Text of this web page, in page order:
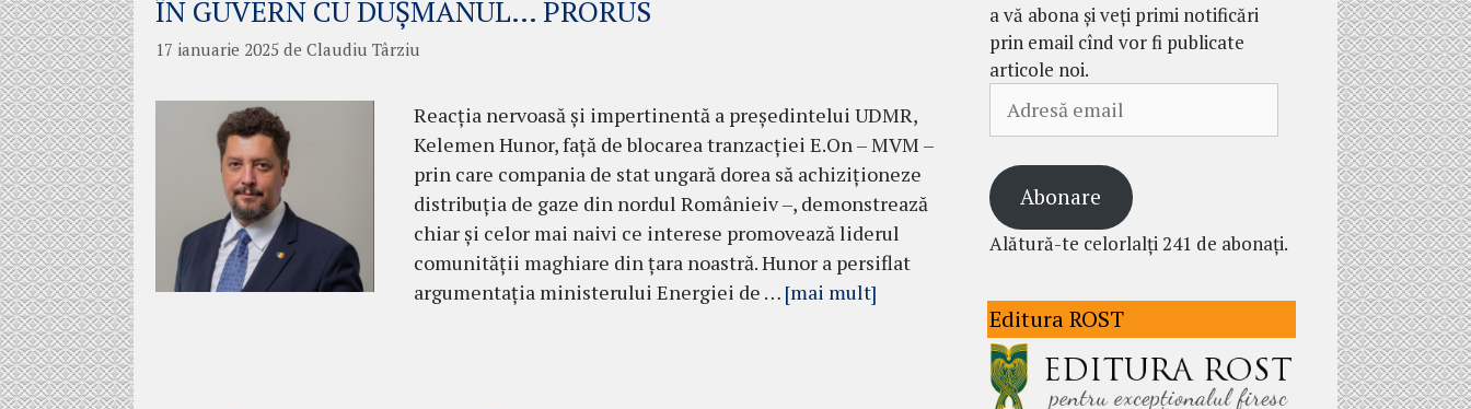
ÎN GUVERN CU DUȘMANUL… PRORUS
17 ianuarie 2025 de Claudiu Târziu
Reacția nervoasă și impertinentă a președintelui UDMR,
Kelemen Hunor, față de blocarea tranzacției E.On – MVM –
prin care compania de stat ungară dorea să achiziționeze
distribuția de gaze din nordul Românieiv –, demonstrează
chiar și celor mai naivi ce interese promovează liderul
comunității maghiare din țara noastră. Hunor a persiflat
argumentația ministerului Energiei de … [mai mult]
a vă abona și veți primi notificări
prin email cînd vor fi publicate
articole noi.
email
Abonare
Alătură-te celorlalți 241 de abonați.
Editura ROST